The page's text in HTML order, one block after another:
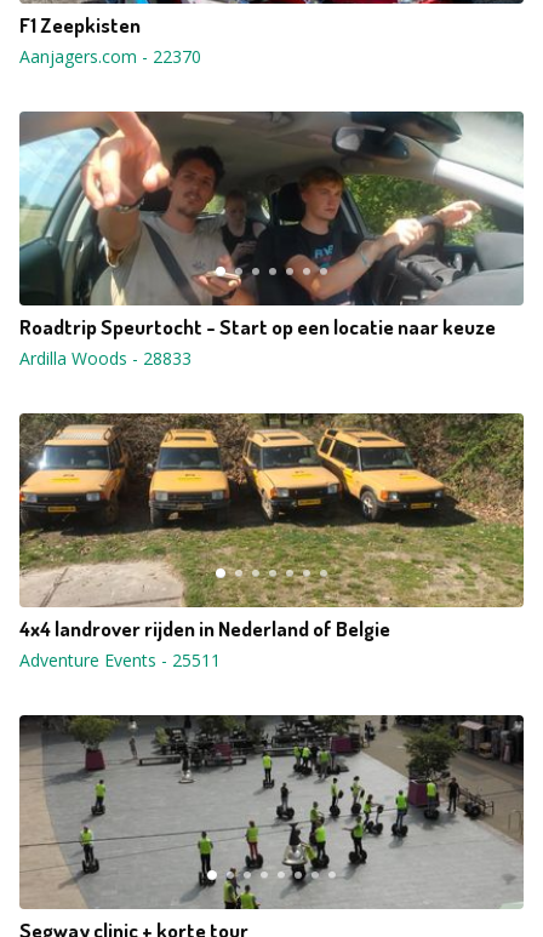
F1 Zeepkisten
Aanjagers.com - 22370
Roadtrip Speurtocht - Start op een locatie naar keuze
Ardilla Woods - 28833
4x4 landrover rijden in Nederland of Belgie
Adventure Events - 25511
Segway clinic + korte tour